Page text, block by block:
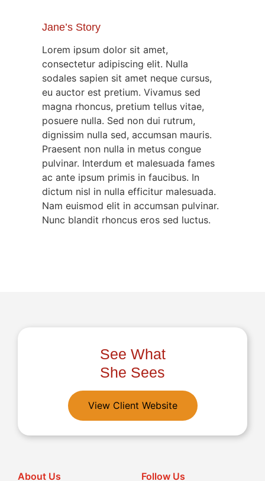
Jane’s Story
Lorem ipsum dolor sit amet,
consectetur adipiscing elit. Nulla
sodales sapien sit amet neque cursus,
eu auctor est pretium. Vivamus sed
magna rhoncus, pretium tellus vitae,
posuere nulla. Sed non dui rutrum,
dignissim nulla sed, accumsan mauris.
Praesent non nulla in metus congue
pulvinar. Interdum et malesuada fames
ac ante ipsum primis in faucibus. In
dictum nisl in nulla efficitur malesuada.
Nam euismod elit in accumsan pulvinar.
Nunc blandit rhoncus eros sed luctus.
About Us Follow Us
See What
She Sees
View Client Website